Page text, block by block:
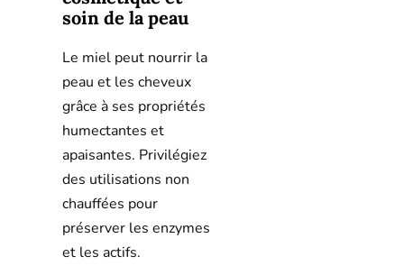
soin de la peau
Le miel peut nourrir la
peau et les cheveux
grâce à ses propriétés
humectantes et
apaisantes. Privilégiez
des utilisations non
chauffées pour
préserver les enzymes
et les actifs.